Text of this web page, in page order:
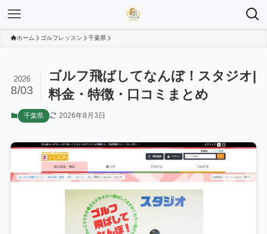
ホーム ゴルフレッスン 千葉県
ゴルフ飛ばしてなんぼ！スタジオ|
料金・特徴・口コミまとめ
2026
8/03
千葉県 2026年8月3日